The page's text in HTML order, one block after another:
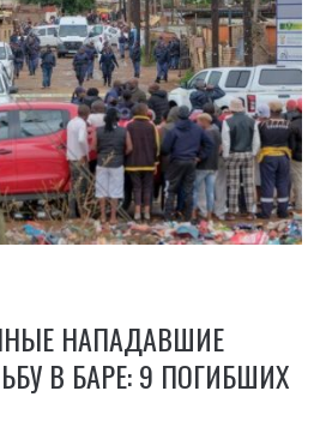
НАПАДАВШИЕ
В БАРЕ: 9 ПОГИБШИХ